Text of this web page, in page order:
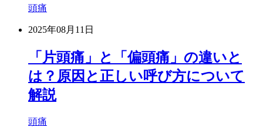
頭痛
2025年08月11日
「片頭痛」と「偏頭痛」の違いと
は？原因と正しい呼び方について
解説
頭痛